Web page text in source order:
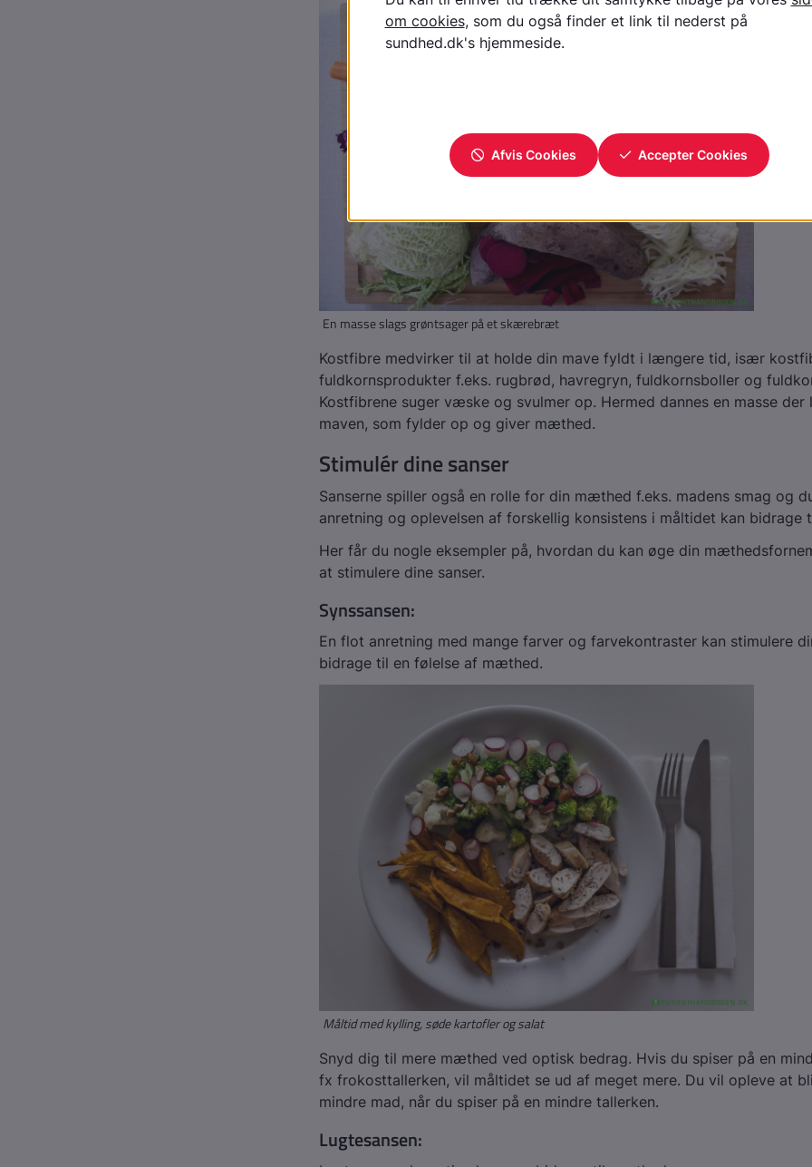
En masse slags grøntsager på et skærebræt
Kostfibre medvirker til at holde din mave fyldt i længere tid, især
fuldkornsprodukter f.eks. rugbrød, havregryn, fuldkornsboller og
Kostfibrene suger væske og svulmer op. Hermed dannes en masse der
maven, som fylder op og giver mæthed.
Stimulér dine sanser
Sanserne spiller også en rolle for din mæthed f.eks. madens smag og
anretning og oplevelsen af forskellig konsistens i måltidet kan bidrage
Her får du nogle eksempler på, hvordan du kan øge din
at stimulere dine sanser.
Synssansen:
En flot anretning med mange farver og farvekontraster kan stimulere
bidrage til en følelse af mæthed.
Måltid med kylling, søde kartofler og salat
Snyd dig til mere mæthed ved optisk bedrag. Hvis du spiser på en
fx frokosttallerken, vil måltidet se ud af meget mere. Du vil opleve at
mindre mad, når du spiser på en mindre tallerken.
Lugtesansen: